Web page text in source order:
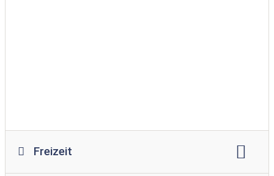
Freizeit